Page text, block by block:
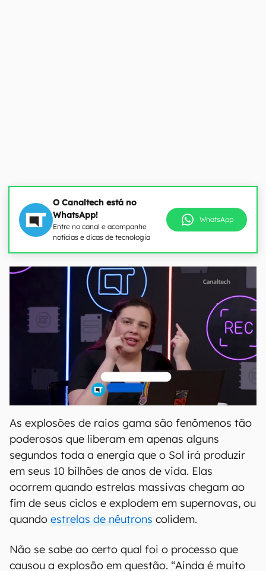
O Canaltech está no
WhatsApp!
Entre no canal e acompanhe
notícias e dicas de tecnologia
WhatsApp
As explosões de raios gama são fenômenos tão
poderosos que liberam em apenas alguns
segundos toda a energia que o Sol irá produzir
em seus 10 bilhões de anos de vida. Elas
ocorrem quando estrelas massivas chegam ao
fim de seus ciclos e explodem em supernovas, ou
quando estrelas de nêutrons colidem.
Não se sabe ao certo qual foi o processo que
causou a explosão em questão. “Ainda é muito